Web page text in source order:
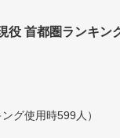
役 首都圏ランキン
グ使用時599人）